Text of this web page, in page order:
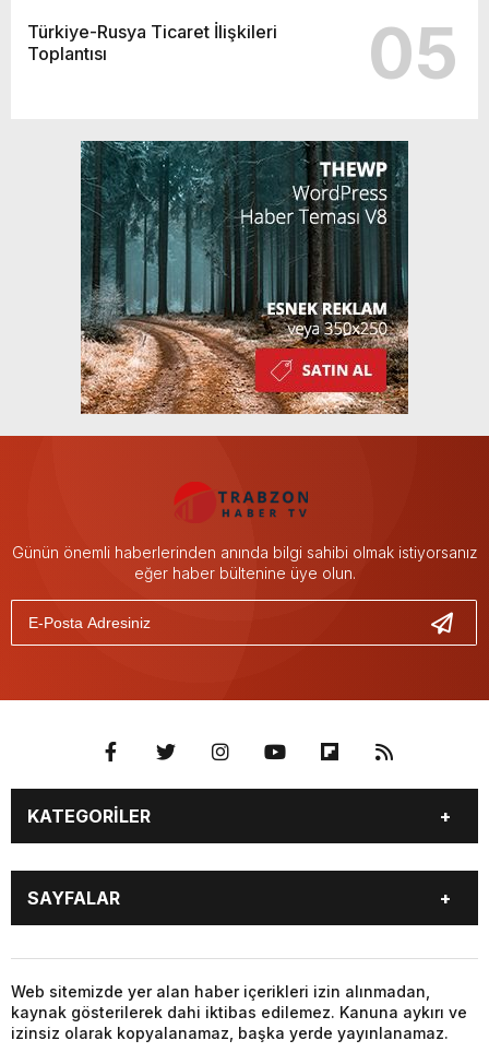
Türkiye-Rusya Ticaret İlişkileri
Toplantısı
05
Günün önemli haberlerinden anında bilgi sahibi olmak istiyorsanız
eğer haber bültenine üye olun.
KATEGORİLER
GÜNDEM
SEKTÖR ÖZEL
DÜNYA
EKONOMİ
SPOR
SAYFALAR
DÜNYA
SİYASET
EKONOMİ
SPOR
Web sitemizde yer alan haber içerikleri izin alınmadan,
kaynak gösterilerek dahi iktibas edilemez. Kanuna aykırı ve
izinsiz olarak kopyalanamaz, başka yerde yayınlanamaz.